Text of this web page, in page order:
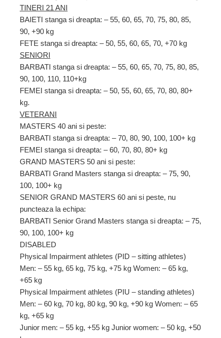
TINERI 21 ANI
BAIETI stanga si dreapta: – 55, 60, 65, 70, 75, 80, 85,
90, +90 kg
FETE stanga si dreapta: – 50, 55, 60, 65, 70, +70 kg
SENIORI
BARBATI stanga si dreapta: – 55, 60, 65, 70, 75, 80, 85,
90, 100, 110, 110+kg
FEMEI stanga si dreapta: – 50, 55, 60, 65, 70, 80, 80+
kg.
VETERANI
MASTERS 40 ani si peste:
BARBATI stanga si dreapta: – 70, 80, 90, 100, 100+ kg
FEMEI stanga si dreapta: – 60, 70, 80, 80+ kg
GRAND MASTERS 50 ani si peste:
BARBATI Grand Masters stanga si dreapta: – 75, 90,
100, 100+ kg
SENIOR GRAND MASTERS 60 ani si peste, nu
puncteaza la echipa:
BARBATI Senior Grand Masters stanga si dreapta: – 75,
90, 100, 100+ kg
DISABLED
Physical Impairment athletes (PID – sitting athletes)
Men: – 55 kg, 65 kg, 75 kg, +75 kg Women: – 65 kg,
+65 kg
Physical Impairment athletes (PIU – standing athletes)
Men: – 60 kg, 70 kg, 80 kg, 90 kg, +90 kg Women: – 65
kg, +65 kg
Junior men: – 55 kg, +55 kg Junior women: – 50 kg, +50